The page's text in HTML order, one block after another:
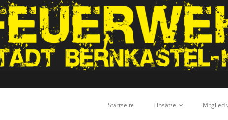
Startseite Einsätze Mitglied